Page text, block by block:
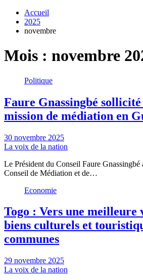
Accueil
2025
novembre
Mois : novembre
Politique
Faure Gnassingbé
mission de médiation en
30 novembre 2025
La voix de la nation
Le Président du Conseil Faure Gnassingbé
Conseil de Médiation et de…
Economie
Togo : Vers une meilleure
biens culturels et
communes
29 novembre 2025
La voix de la nation